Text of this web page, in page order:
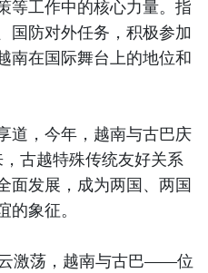
等工作中的核心力量。指
国防对外任务，积极参加
南在国际舞台上的地位和
道，今年，越南与古巴庆
古越特殊传统友好关系
面发展，成为两国、两国
象征。
激荡，越南与古巴——位